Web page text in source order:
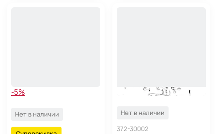
-5%
Нет в наличии
Нет в наличии
372-30002